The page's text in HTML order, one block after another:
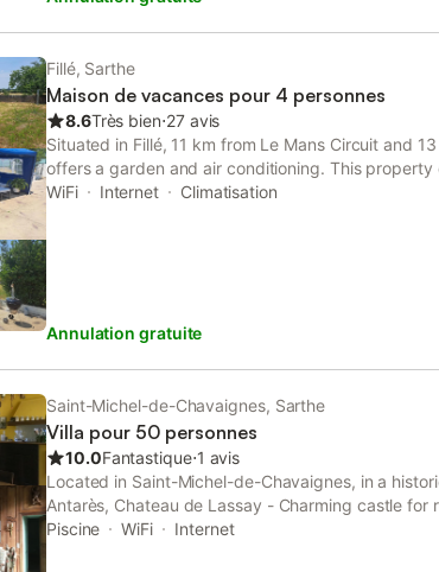
Vous trouverez donc l’ambiance d’un foyer, en plus
à des installations modernes, dans cette longère
meublée et équipée, comprenant 17 couchages en
d'appoint inclus). A l’étage: - Une chambre avec
salle d'eau - Une chambre avec 1 lit 180cm,
140 cm, grand dressing et matelas 140cm
Fillé, Sarthe
Maison de vacances pour 4 personnes
8.6Très bien⋅27 avis
Situated in Fillé, 11 km from Le Mans Circuit and
offers a garden and air conditioning. This
free private parking and free WiFi.
WiFi Internet Climatisation
Annulation gratuite
Saint-Michel-de-Chavaignes, Sarthe
Villa pour 50 personnes
10.0Fantastique⋅1 avis
Located in Saint-Michel-de-Chavaignes, in a
Antarès, Chateau de Lassay - Charming castle for
renovated villa with a garden and tennis court.
Piscine WiFi Internet